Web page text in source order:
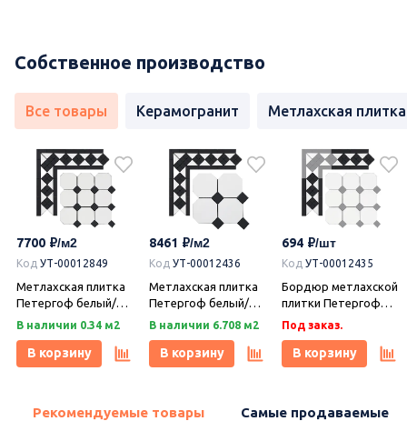
Собственное производство
Все товары Керамогранит Метлахская плитка
7700
Код УТ-00012849
Метлахская плитка
Петергоф белый/
черный (001/013)
(Керамарк)
В наличии 0.34 м2
В корзину
8461
Код УТ-00012436
Метлахская плитка
Петергоф белый/
черный (001/013)
(Керамарк)
В наличии 6.708 м2
В корзину
694
Код УТ-00012435
Бордюр метлахской
плитки Петергоф
белый/черный
(001/013) 30,9х15,8,
Keramark (Керамарк)
Под заказ.
В корзину
Рекомендуемые товары Самые продаваемые